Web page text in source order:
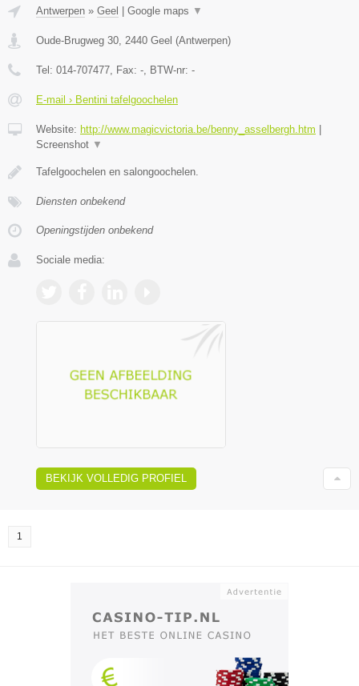
Antwerpen » Geel Google maps ▼
Oude-Brugweg 30, 2440 Geel (Antwerpen)
Tel: 014-707477, Fax: -, BTW-nr: -
E-mail › Bentini tafelgoochelen
Website: http://www.magicvictoria.be/benny_asselbergh.htm
Screenshot ▼
Tafelgoochelen en salongoochelen.
Diensten onbekend
Openingstijden onbekend
Sociale media:
BEKIJK VOLLEDIG PROFIEL
1